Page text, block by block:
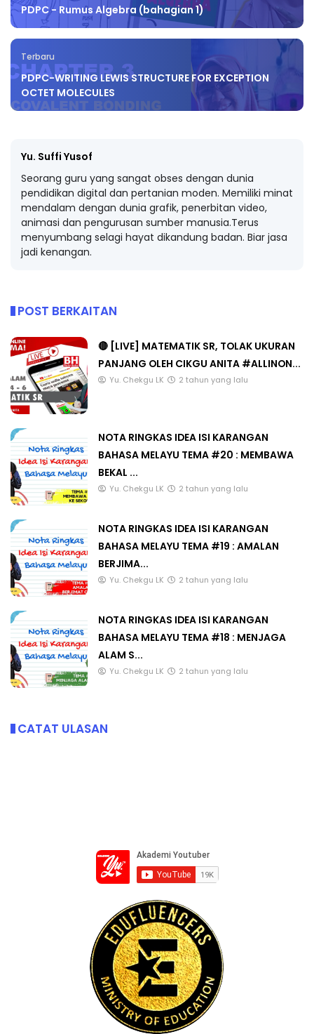
PDPC - Rumus Algebra (bahagian 1)
Terbaru
PDPC-WRITING LEWIS STRUCTURE FOR EXCEPTION
OCTET MOLECULES
Yu. Suffi Yusof
Seorang guru yang sangat obses dengan dunia
pendidikan digital dan pertanian moden. Memiliki minat
mendalam dengan dunia grafik, penerbitan video,
animasi dan pengurusan sumber manusia.Terus
menyumbang selagi hayat dikandung badan. Biar jasa
jadi kenangan.
POST BERKAITAN
🔴 [LIVE] MATEMATIK SR, TOLAK UKURAN
PANJANG OLEH CIKGU ANITA #ALLINON...
Yu. Chekgu LK 2 tahun yang lalu
NOTA RINGKAS IDEA ISI KARANGAN
BAHASA MELAYU TEMA #20 : MEMBAWA
BEKAL ...
Yu. Chekgu LK 2 tahun yang lalu
NOTA RINGKAS IDEA ISI KARANGAN
BAHASA MELAYU TEMA #19 : AMALAN
BERJIMA...
Yu. Chekgu LK 2 tahun yang lalu
NOTA RINGKAS IDEA ISI KARANGAN
BAHASA MELAYU TEMA #18 : MENJAGA
ALAM S...
Yu. Chekgu LK 2 tahun yang lalu
CATAT ULASAN